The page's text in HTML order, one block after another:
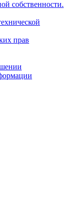
собственности.
прав